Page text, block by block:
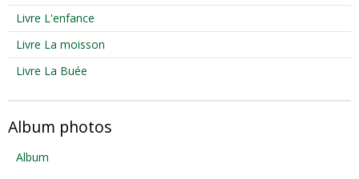
Livre L'enfance
Livre La moisson
Livre La Buée
Album photos
Album